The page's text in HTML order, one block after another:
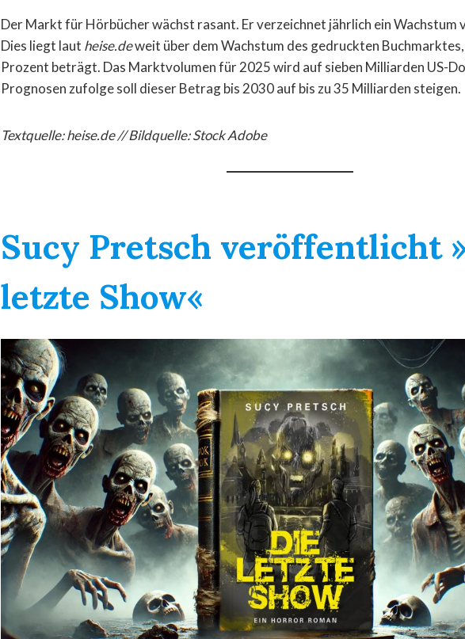
Der Markt für Hörbücher wächst rasant. Er verzeichnet jährlich ein Wachstum
Dies liegt laut heise.deweit über dem Wachstum des gedruckten
Prozent beträgt. Das Marktvolumen für 2025 wird auf sieben Milliarden US-
Prognosen zufolge soll dieser Betrag bis 2030 auf bis zu 35 Milliarden steigen.
Textquelle: heise.de // Bildquelle:Stock Adobe
Sucy Pretsch veröffentlicht
letzte Show«